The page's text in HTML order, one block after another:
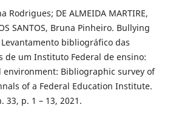
Rodrigues; DE ALMEIDA MARTIRE,
SANTOS, Bruna Pinheiro. Bullying
bibliográfico das
de um Instituto Federal de ensino:
environment: Bibliographic survey of
of a Federal Education Institute.
33, p. 1 – 13, 2021.